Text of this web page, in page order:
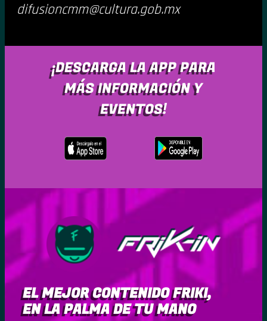
difusioncmm@cultura.gob.mx
¡DESCARGA LA APP PARA
MÁS INFORMACIÓN Y
EVENTOS!
EL MEJOR CONTENIDO FRIKI,
EN LA PALMA DE TU MANO